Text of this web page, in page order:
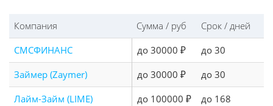
Компания Сумма / руб Срок / дней
СМСФИНАНС
до 30000 ₽ до 30
Займер (Zaymer)
до 30000 ₽ до 30
Лайм-Займ (LIME)
до 100000 ₽ до 168